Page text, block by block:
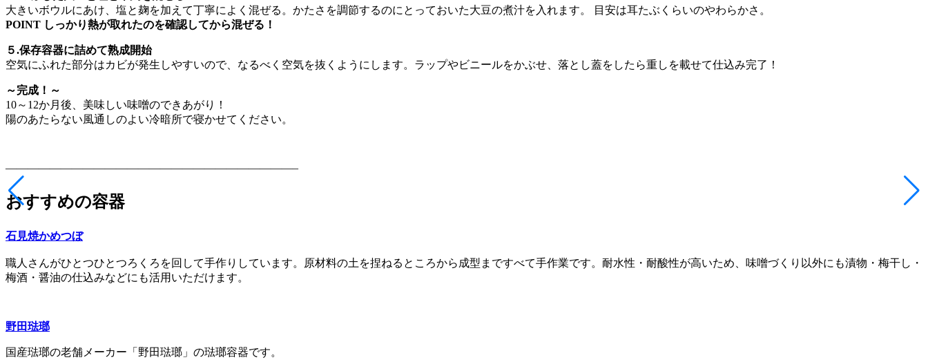
大きいボウルにあけ、塩と麹を加えて丁寧によく混ぜる。かたさを調節するのにとっておいた大豆の煮汁を入れます。 目安は耳たぶくらいのやわらかさ。
POINT しっかり熱が取れたのを確認してから混ぜる！
５.保存容器に詰めて熟成開始
空気にふれた部分はカビが発生しやすいので、なるべく空気を抜くようにします。ラップやビニールをかぶせ、落とし蓋をしたら重しを載せて仕込み完了！
～完成！～
10～12か月後、美味しい味噌のできあがり！
陽のあたらない風通しのよい冷暗所で寝かせてください。
——————————————————————————–
おすすめの容器
石見焼かめつぼ
職人さんがひとつひとつろくろを回して手作りしています。原材料の土を捏ねるところから成型まですべて手作業です。耐水性・耐酸性が高いため、味噌づくり以外にも漬物・梅干し・
梅酒・醤油の仕込みなどにも活用いただけます。
野田琺瑯
国産琺瑯の老舗メーカー「野田琺瑯」の琺瑯容器です。